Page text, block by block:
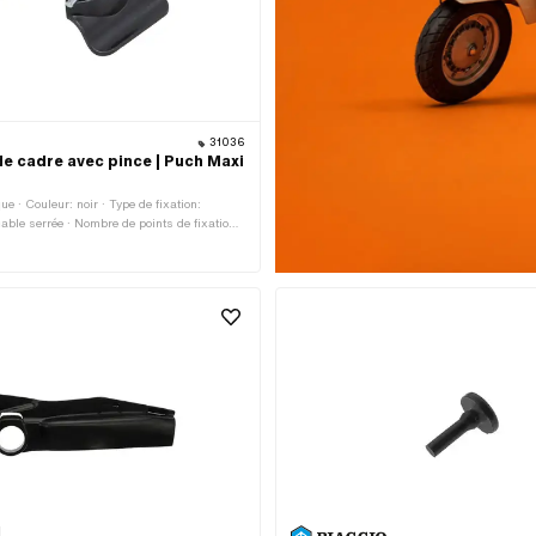
31036
cadre avec pince | Puch Maxi
· Couleur: noir · Type de fixation:
serrée · Nombre de points de fixation: